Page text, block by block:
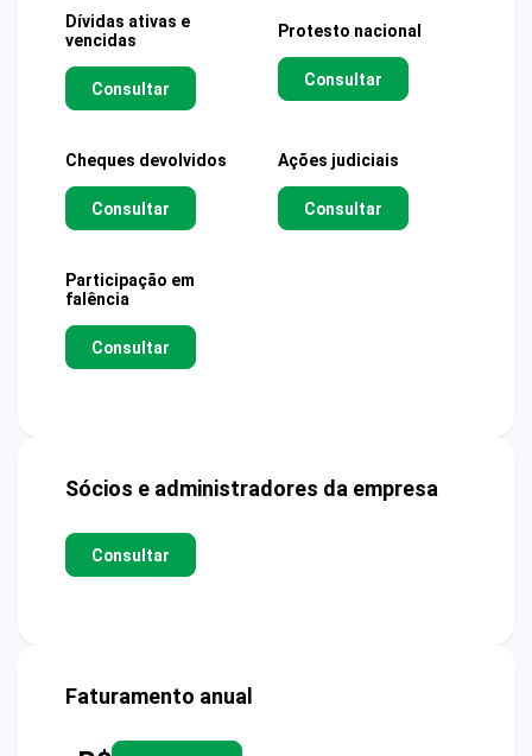
Dívidas ativas e
vencidas
Consultar
Protesto nacional
Consultar
Cheques devolvidos
Consultar
Ações judiciais
Consultar
Participação em
falência
Consultar
Sócios e administradores da empresa
Consultar
Faturamento anual